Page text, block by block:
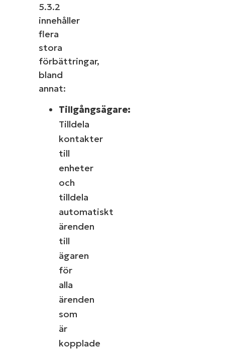
5.3.2
innehåller
flera
stora
förbättringar,
bland
annat:
Tillgångsägare:
Tilldela
kontakter
till
enheter
och
tilldela
automatiskt
ärenden
till
ägaren
för
alla
ärenden
som
är
kopplade